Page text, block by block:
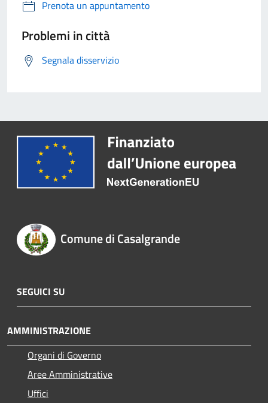
Prenota un appuntamento
Problemi in città
Segnala disservizio
Comune di Casalgrande
SEGUICI SU
AMMINISTRAZIONE
Organi di Governo
Aree Amministrative
Uffici